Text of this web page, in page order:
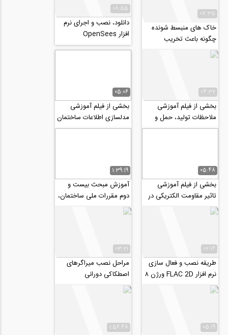
07:35
خاک های منبسط شونده
چگونه باعث تخریب
ساختمان ها می شوند؟
‌(ترجمه و زیرنویس...
08:55
دانلود، ‌نصب و اجرای نرم
افزار OpenSees
04:32
بخشی از فیلم آموزشی
ملاحظات تولید، حمل و
اجرای آسفالت
05:06
بخشی از فیلم آموزشی
مدلسازی اطلاعات ساختمان
با نرم افزار Tekla
05:48
بخشی از فیلم آموزشی
تاثیر مقاومت الکتریکی در
میزان دوام و خوردگی سازه
های‌ بتنی...
1:39:19
آموزش مبحث بیست و
دوم مقررات ملی ساختمان،
مراقبت و نگهداری
ساختمان
02:16
طریقه نصب و فعال سازی
نرم افزار FLAC 2D ورژن ۸
03:21
مراحل نصب میراگرهای
اصطکاکی دورانی
بیمارستان آتیه ۲
05:19
1:56:48